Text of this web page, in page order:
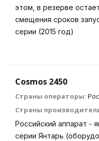
этом, в резерве
смещения сроков
серии (2015 год)
Cosmos 2450
Страны операторы:
Страны
Российский аппарат -
серии Янтарь